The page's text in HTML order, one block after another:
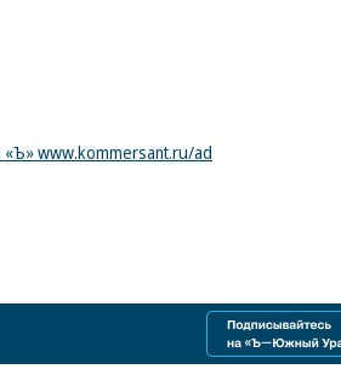
«Ъ» www.kommersant.ru/ad